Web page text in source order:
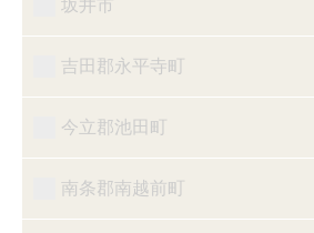
坂井市
吉田郡永平寺町
今立郡池田町
南条郡南越前町